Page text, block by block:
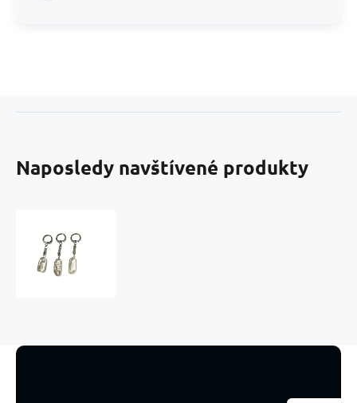
Naposledy navštívené produkty
10